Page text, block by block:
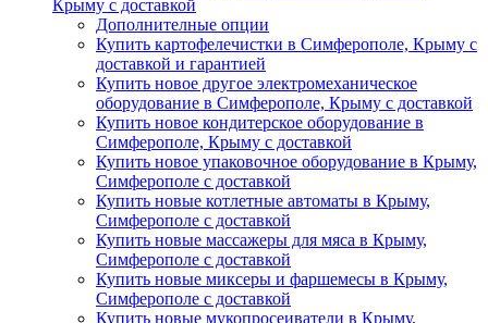
Крыму с доставкой
Дополнителные опции
Купить картофелечистки в Симферополе, Крыму с
доставкой и гарантией
Купить новое другое электромеханическое
оборудование в Симферополе, Крыму с доставкой
Купить новое кондитерское оборудование в
Симферополе, Крыму с доставкой
Купить новое упаковочное оборудование в Крыму,
Симферополе с доставкой
Купить новые котлетные автоматы в Крыму,
Симферополе с доставкой
Купить новые массажеры для мяса в Крыму,
Симферополе с доставкой
Купить новые миксеры и фаршемесы в Крыму,
Симферополе с доставкой
Купить новые мукопросеиватели в Крыму,